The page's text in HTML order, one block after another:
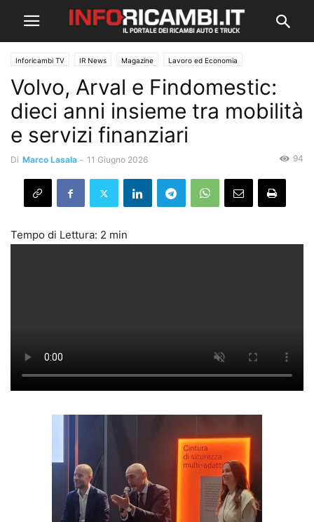
Inforicambi TV IR News Magazine Lavoro ed Economia
Volvo, Arval e Findomestic:
dieci anni insieme tra mobilità
e servizi finanziari
Di Marco Lasala - 11 Giugno 2026 94